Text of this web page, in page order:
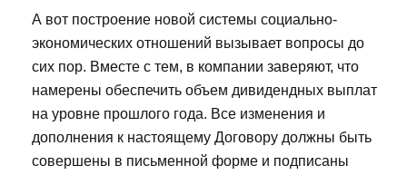
А вот построение новой системы социально-
экономических отношений вызывает вопросы до
сих пор. Вместе с тем, в компании заверяют, что
намерены обеспечить объем дивидендных выплат
на уровне прошлого года. Все изменения и
дополнения к настоящему Договору должны быть
совершены в письменной форме и подписаны